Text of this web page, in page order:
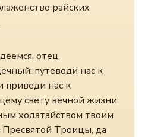
райских
отец
путеводи нас к
приведи нас к
свету вечной жизни
ходатайством твоим
Пресвятой Троицы, да